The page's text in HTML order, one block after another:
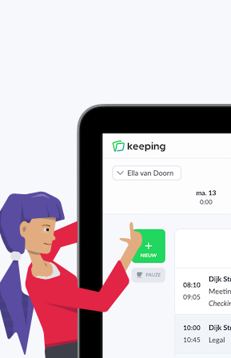
Eenvoudig direct inzicht in de uren van je